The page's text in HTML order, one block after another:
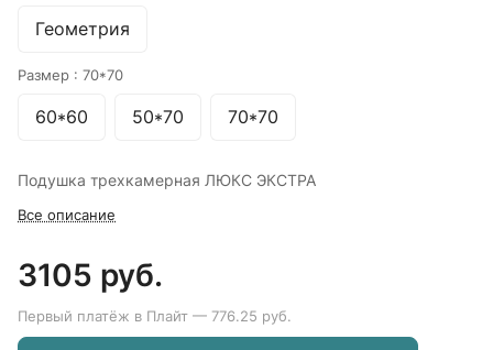
Геометрия
Размер : 70*70
60*60 50*70 70*70
Подушка трехкамерная ЛЮКС ЭКСТРА
Все описание
3105 руб.
Первый платёж в Плайт — 776.25 руб.